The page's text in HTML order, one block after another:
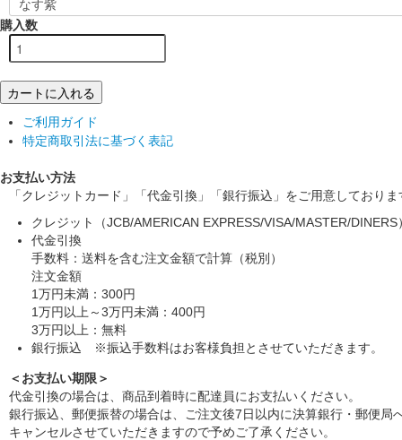
購入数
カートに入れる
ご利用ガイド
特定商取引法に基づく表記
お支払い方法
「クレジットカード」「代金引換」「銀行振込」をご用意しておりま
クレジット（JCB/AMERICAN EXPRESS/VISA/MASTER/DINERS
代金引換
手数料：送料を含む注文金額で計算（税別）
注文金額
1万円未満：300円
1万円以上～3万円未満：400円
3万円以上：無料
銀行振込 ※振込手数料はお客様負担とさせていただきます。
＜お支払い期限＞
代金引換の場合は、商品到着時に配達員にお支払いください。
銀行振込、郵便振替の場合は、ご注文後7日以内に決算銀行・郵便
キャンセルさせていただきますので予めご了承ください。